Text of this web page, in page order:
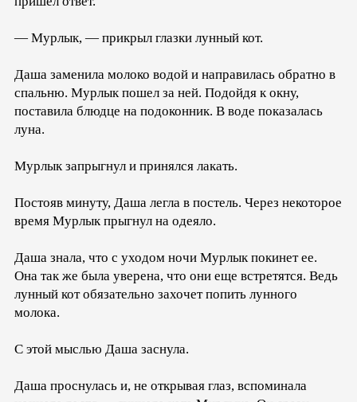
— Мурлык, — прикрыл глазки лунный кот.
Даша заменила молоко водой и направилась обратно в
спальню. Мурлык пошел за ней. Подойдя к окну,
поставила блюдце на подоконник. В воде показалась
луна.
Мурлык запрыгнул и принялся лакать.
Постояв минуту, Даша легла в постель. Через некоторое
время Мурлык прыгнул на одеяло.
Даша знала, что с уходом ночи Мурлык покинет ее.
Она так же была уверена, что они еще встретятся. Ведь
лунный кот обязательно захочет попить лунного
молока.
С этой мыслью Даша заснула.
Даша проснулась и, не открывая глаз, вспоминала